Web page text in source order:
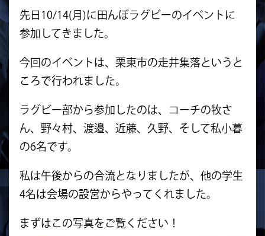
先日10/14(月)に田んぼラグビーのイベントに
参加してきました。
今回のイベントは、栗東市の走井集落というと
ころで行われました。
ラグビー部から参加したのは、コーチの牧さ
ん、野々村、渡邉、近藤、久野、そして私小暮
の6名です。
私は午後からの合流となりましたが、他の学生
4名は会場の設営からやってくれました。
まずはこの写真をご覧ください！